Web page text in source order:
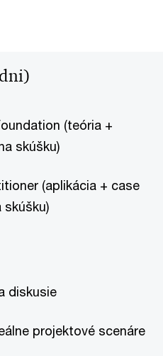
(teória +
skúšku)
(aplikácia + case
skúšku)
diskusie
projektové scenáre